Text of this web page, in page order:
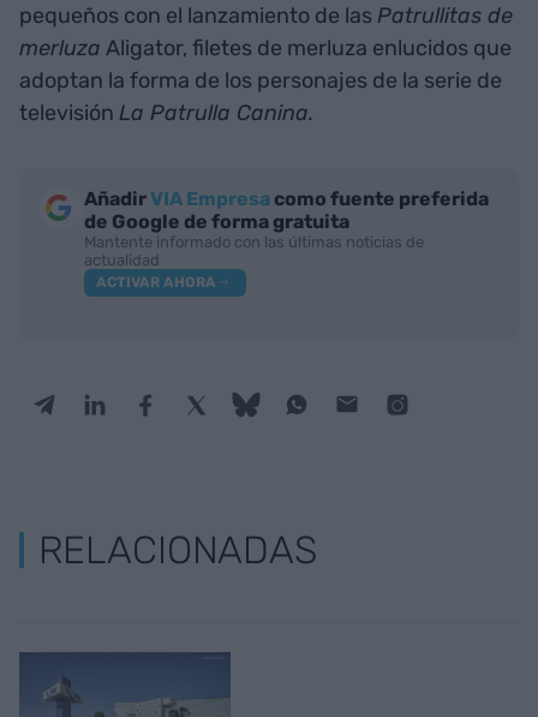
pequeños con el lanzamiento de lasPatrullitas de
merluza Aligator, filetes de merluza enlucidos que
adoptan la forma de los personajes de la serie de
televisión La Patrulla Canina.
AñadirVIA Empresa como fuente preferida
de Google de forma gratuita
Mantente informado con las últimas noticias de
actualidad
ACTIVAR AHORA
RELACIONADAS